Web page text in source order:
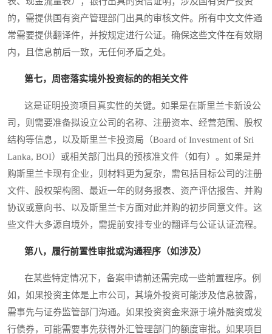
的，需提供国有资产管理部门出具的审核文件。所有中文文件通
常需要提供翻译件，并按规定进行公证。确保这些文件在有效期
内，且信息前后一致，无任何矛盾之处。
第七，周密落实境外投资标的的相关文件
这是证明投资项目真实性的关键。如果是在斯里兰卡新设公
司，则需要准备拟设立公司的名称、注册资本、经营范围、股权
结构等信息，以及斯里兰卡投资局（Board of Investment of Sri
Lanka, BOI）或相关部门出具的预核准文件（如有）。如果是并
购斯里兰卡现有企业，则材料更为复杂，需包括目标公司的注册
文件、股权架构图、最近一年的财务报表、资产评估报告、并购
协议或意向书、以及斯里兰卡方面对此并购的初步同意文件。这
些文件大多源自境外，需提前安排专业的翻译与公证认证流程。
第八，履行前置性审批或沟通程序（如涉及）
在某些特定情况下，备案申请前还需完成一些前置程序。例
如，如果投资主体是上市公司，其境外投资可能涉及信息披露，
需事先与证券监管部门沟通。如果投资资金来源于境外融资或发
行债券，可能需要事先获得外汇管理部门的额度审批。如果项目